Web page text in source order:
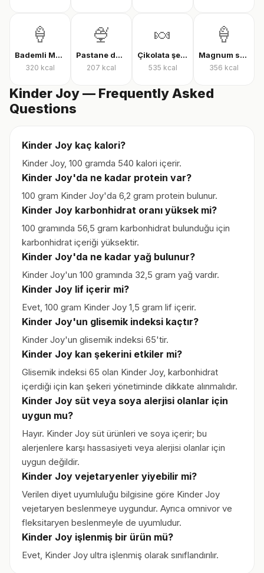
🍦
Bademli Magnum dondurma
320 kcal
🍨
Pastane dondurması
207 kcal
🍬
Çikolata şekeri
535 kcal
🍦
Magnum sandviç bademli dondurma
356 kcal
Kinder Joy — Frequently Asked
Questions
Kinder Joy kaç kalori?
Kinder Joy, 100 gramda 540 kalori içerir.
Kinder Joy'da ne kadar protein var?
100 gram Kinder Joy'da 6,2 gram protein bulunur.
Kinder Joy karbonhidrat oranı yüksek mi?
100 gramında 56,5 gram karbonhidrat bulunduğu için
karbonhidrat içeriği yüksektir.
Kinder Joy'da ne kadar yağ bulunur?
Kinder Joy'un 100 gramında 32,5 gram yağ vardır.
Kinder Joy lif içerir mi?
Evet, 100 gram Kinder Joy 1,5 gram lif içerir.
Kinder Joy'un glisemik indeksi kaçtır?
Kinder Joy'un glisemik indeksi 65'tir.
Kinder Joy kan şekerini etkiler mi?
Glisemik indeksi 65 olan Kinder Joy, karbonhidrat
içerdiği için kan şekeri yönetiminde dikkate alınmalıdır.
Kinder Joy süt veya soya alerjisi olanlar için
uygun mu?
Hayır. Kinder Joy süt ürünleri ve soya içerir; bu
alerjenlere karşı hassasiyeti veya alerjisi olanlar için
uygun değildir.
Kinder Joy vejetaryenler yiyebilir mi?
Verilen diyet uyumluluğu bilgisine göre Kinder Joy
vejetaryen beslenmeye uygundur. Ayrıca omnivor ve
fleksitaryen beslenmeyle de uyumludur.
Kinder Joy işlenmiş bir ürün mü?
Evet, Kinder Joy ultra işlenmiş olarak sınıflandırılır.